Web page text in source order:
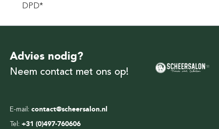
DPD*
E-mail: contact@scheersalon.nl
Tel: +31 (0)497-760606
Advies nodig?
Neem contact met ons op!